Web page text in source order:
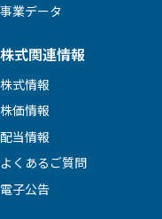
事業データ
株式関連情報
株式情報
株価情報
配当情報
よくあるご質問
電子公告